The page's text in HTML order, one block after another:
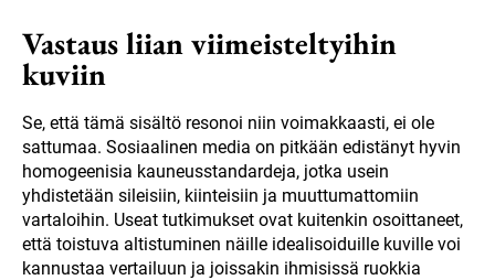
Vastaus liian viimeisteltyihin
kuviin
Se, että tämä sisältö resonoi niin voimakkaasti, ei ole
sattumaa. Sosiaalinen media on pitkään edistänyt hyvin
homogeenisia kauneusstandardeja, jotka usein
yhdistetään sileisiin, kiinteisiin ja muuttumattomiin
vartaloihin. Useat tutkimukset ovat kuitenkin osoittaneet,
että toistuva altistuminen näille idealisoiduille kuville voi
kannustaa vertailuun ja joissakin ihmisissä ruokkia